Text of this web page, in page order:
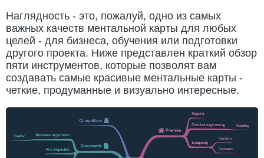
Наглядность - это, пожалуй, одно из самых
важных качеств ментальной карты для любых
целей - для бизнеса, обучения или подготовки
другого проекта. Ниже представлен краткий обзор
пяти инструментов, которые позволят вам
создавать самые красивые ментальные карты -
четкие, продуманные и визуально интересные.